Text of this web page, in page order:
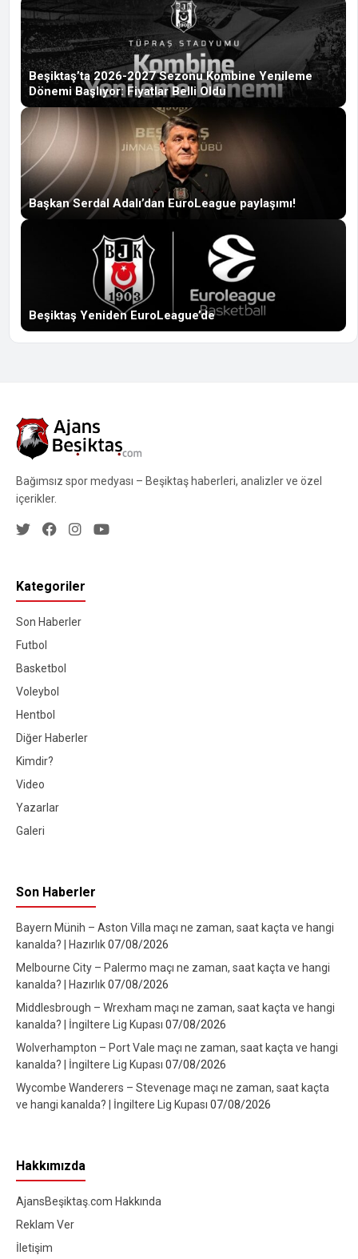
Beşiktaş’ta 2026-2027 Sezonu Kombine Yenileme
Dönemi Başlıyor: Fiyatlar Belli Oldu
Başkan Serdal Adalı’dan EuroLeague paylaşımı!
Beşiktaş Yeniden EuroLeague’de
Bağımsız spor medyası – Beşiktaş haberleri, analizler ve özel
içerikler.
Kategoriler
Son Haberler
Futbol
Basketbol
Voleybol
Hentbol
Diğer Haberler
Kimdir?
Video
Yazarlar
Galeri
Son Haberler
Bayern Münih – Aston Villa maçı ne zaman, saat kaçta ve hangi
kanalda? | Hazırlık07/08/2026
Melbourne City – Palermo maçı ne zaman, saat kaçta ve hangi
kanalda? | Hazırlık07/08/2026
Middlesbrough – Wrexham maçı ne zaman, saat kaçta ve hangi
kanalda? | İngiltere Lig Kupası 07/08/2026
Wolverhampton – Port Vale maçı ne zaman, saat kaçta ve hangi
kanalda? | İngiltere Lig Kupası 07/08/2026
Wycombe Wanderers – Stevenage maçı ne zaman, saat kaçta
ve hangi kanalda? | İngiltere Lig Kupası 07/08/2026
Hakkımızda
AjansBeşiktaş.com Hakkında
Reklam Ver
İletişim